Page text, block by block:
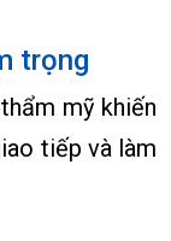
trọng
mỹ khiến
tiếp và làm